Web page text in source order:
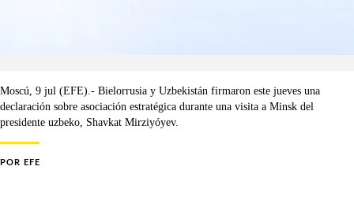
Moscú, 9 jul (EFE).- Bielorrusia y Uzbekistán firmaron este jueves una
declaración sobre asociación estratégica durante una visita a Minsk del
presidente uzbeko, Shavkat Mirziyóyev.
POR EFE